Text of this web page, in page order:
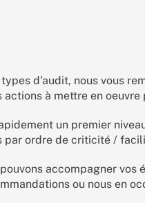
d’audit, nous vous
à mettre en oeuvre
un premier
par ordre de criticité /
accompagner vos
ou nous en